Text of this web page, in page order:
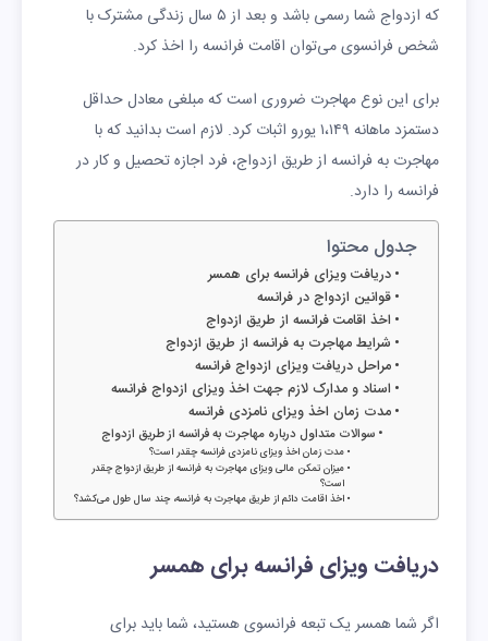
که ازدواج شما رسمی باشد و بعد از ۵ سال زندگی مشترک با
شخص فرانسوی می‌توان اقامت فرانسه را اخذ کرد.
برای این نوع مهاجرت ضروری است که مبلغی معادل حداقل
دستمزد ماهانه ۱،۱۴۹ یورو اثبات کرد. لازم است بدانید که با
مهاجرت به فرانسه از طریق ازدواج، فرد اجازه تحصیل و کار در
فرانسه را دارد.
جدول محتوا
دریافت ویزای فرانسه برای همسر
قوانین ازدواج در فرانسه
اخذ اقامت فرانسه از طریق ازدواج
شرایط مهاجرت به فرانسه از طریق ازدواج
مراحل دریافت ویزای ازدواج فرانسه
اسناد و مدارک لازم جهت اخذ ویزای ازدواج فرانسه
مدت زمان اخذ ویزای نامزدی فرانسه
سوالات متداول درباره مهاجرت به فرانسه از طریق ازدواج
مدت زمان اخذ ویزای نامزدی فرانسه چقدر است؟
میزان تمکن مالی ویزای مهاجرت به فرانسه از طریق ازدواج چقدر
است؟
اخذ اقامت دائم از طریق مهاجرت به فرانسه، چند سال طول می‌کشد؟
دریافت ویزای فرانسه برای همسر
اگر شما همسر یک تبعه فرانسوی هستید، شما باید برای